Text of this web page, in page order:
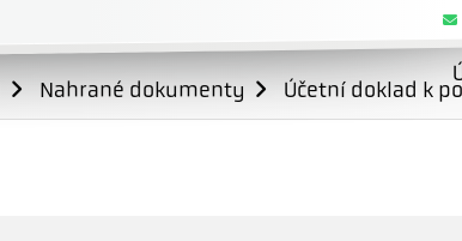
Nahrané dokumenty Účetní doklad k